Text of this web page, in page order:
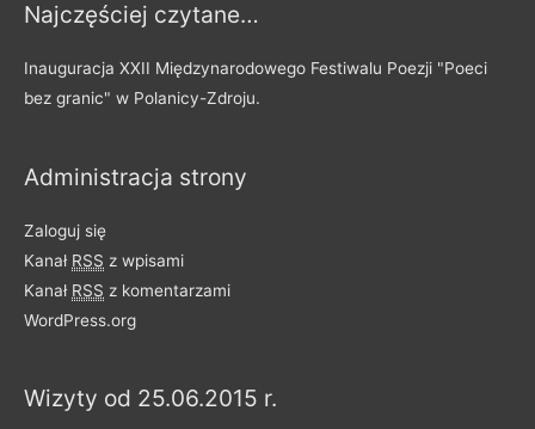
p
e
k
Najczęściej czytane…
Inauguracja XXII Międzynarodowego Festiwalu Poezji "Poeci
bez granic" w Polanicy-Zdroju.
Administracja strony
Zaloguj się
Kanał RSS z wpisami
Kanał RSS z komentarzami
WordPress.org
Wizyty od 25.06.2015 r.